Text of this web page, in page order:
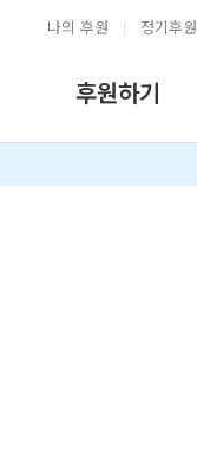
나의 후원 | 정기후원
후원하기